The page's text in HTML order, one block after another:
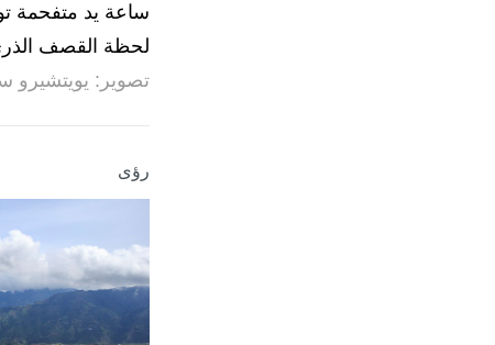
لحظة القصف
تصوير: يويتشيرو
رؤى